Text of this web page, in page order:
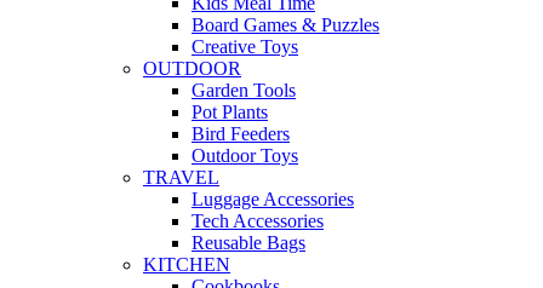
Board Games & Puzzles
Creative Toys
OUTDOOR
Garden Tools
Pot Plants
Bird Feeders
Outdoor Toys
TRAVEL
Luggage Accessories
Tech Accessories
Reusable Bags
KITCHEN